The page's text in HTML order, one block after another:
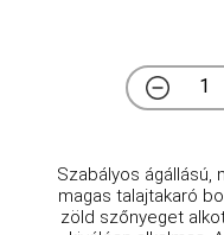
Szabályos ágállású,
magas talajtakaró
zöld szőnyeget